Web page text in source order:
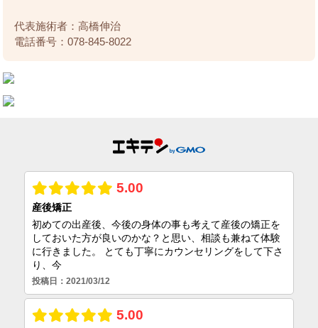
代表施術者：高橋伸治
電話番号：078-845-8022